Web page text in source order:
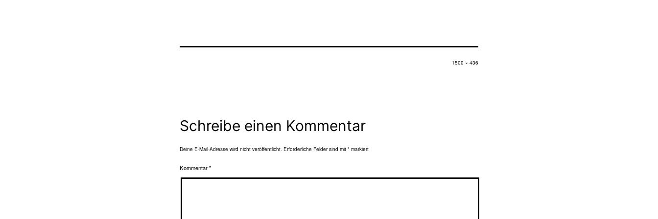
Originalgröße
1500 × 436
Schreibe einen Kommentar
Deine E-Mail-Adresse wird nicht veröffentlicht. Erforderliche Felder sind mit * markiert
Kommentar*